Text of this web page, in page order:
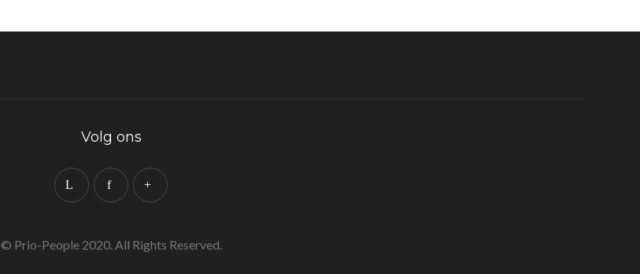
Volg ons
© Prio-People 2020. All Rights Reserved.